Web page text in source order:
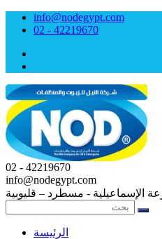
info@nodegypt.com
02 - 42219670
02 - 42219670
info@nodegypt.com
الرئيسة